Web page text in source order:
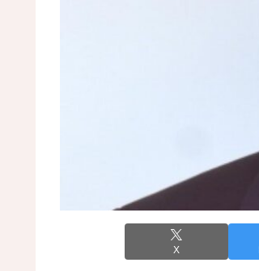
X